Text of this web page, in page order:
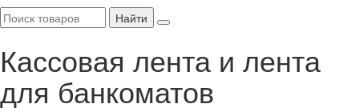
Найти
Кассовая лента и лента
для банкоматов